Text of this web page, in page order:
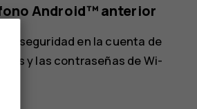
Android™ anterior
seguridad en la cuenta de
y las contraseñas de Wi-